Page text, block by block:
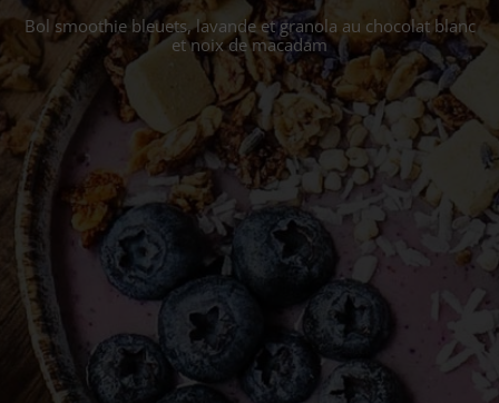
Bol smoothie bleuets, lavande et granola au chocolat blanc
et noix de macadam